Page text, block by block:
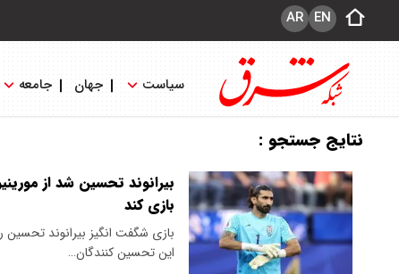
EN
AR
سیاست جهان جامعه
نتایج جستجو :
بیرانوند تحسین شد از
بازی کند
بازی شگفت انگیز بیرانوند
این تحسین کنندگان…